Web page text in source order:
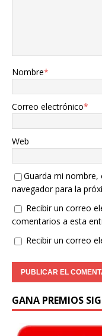
Nombre*
Correo electrónico*
Web
Guarda mi
navegador para la
Recibir un correo
comentarios a esta
Recibir un correo
GANA PREMIOS